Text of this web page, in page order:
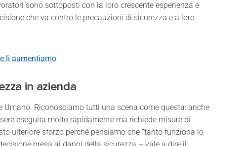
sono sottoposti con la loro crescente esperienza e
che va contro le precauzioni di sicurezza e a loro
li aumentiamo
in azienda
Riconosciamo tutti una scena come questa: anche
eseguita molto rapidamente ma richiede misure di
ulteriore sforzo perché pensiamo che “tanto funziona lo